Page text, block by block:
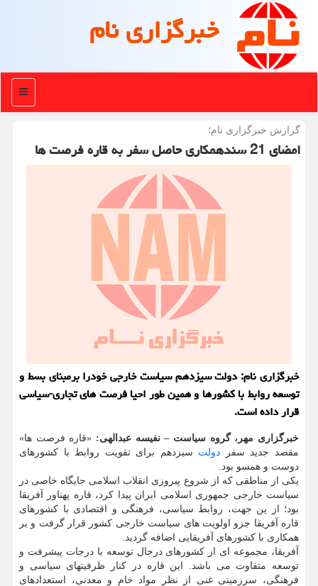
خبرگزاری نام
منو
گزارش خبرگزاری نام؛
امضای 21 سندهمکاری حاصل سفر به قاره فرصت ها
خبرگزاری نام: دولت سیزدهم سیاست خارجی خودرا برمبنای بسط و
توسعه روابط با کشورها و همین طور احیا فرصت های تجاری-سیاسی
قرار داده است.
خبرگزاری مهر، گروه سیاست – نفیسه عبدالهی: «قاره فرصت ها»
مقصد جدید سفر دولت سیزدهم برای تقویت روابط با کشورهای
دوست و همسو بود.
یکی از مناطقی که از شروع پیروزی انقلاب اسلامی جایگاه خاصی در
سیاست خارجی جمهوری اسلامی ایران پیدا کرد، قاره پهناور آفریقا
بود؛ از ین جهت، روابط سیاسی، فرهنگی و اقتصادی با کشورهای
قاره آفریقا جزو اولویت های سیاست خارجی کشور قرار گرفت و بر
همکاری با کشورهای آفریقایی اضافه گردید.
آفریقا، مجموعه ای از کشورهای درحال توسعه با درجات پیشرفت و
توسعه متفاوت می باشد. این قاره در کنار ظرفیتهای سیاسی و
فرهنگی، سرزمینی غنی از نظر مواد خام و معدنی، استعدادهای